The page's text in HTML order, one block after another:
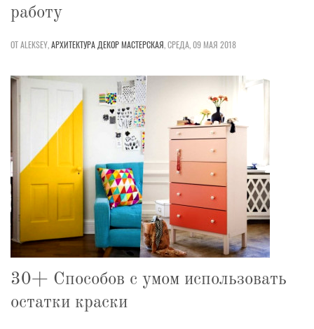
работу
ОТ ALEKSEY,АРХИТЕКТУРА ДЕКОРМАСТЕРСКАЯ,СРЕДА, 09 МАЯ 2018
30+ Способов с умом использовать
остатки краски